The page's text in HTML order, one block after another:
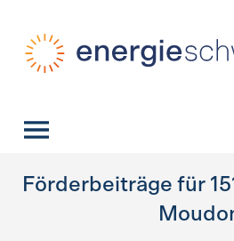
Förderbeiträge für